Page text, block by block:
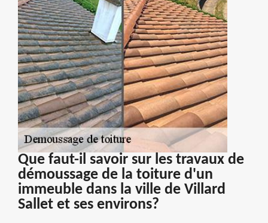
Que faut-il savoir sur les travaux de
démoussage de la toiture d'un
immeuble dans la ville de Villard
Sallet et ses environs?